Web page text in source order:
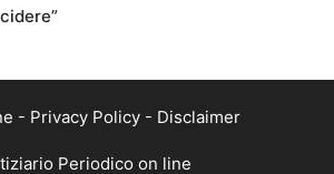
- Privacy Policy- Disclaimer
Periodico on line